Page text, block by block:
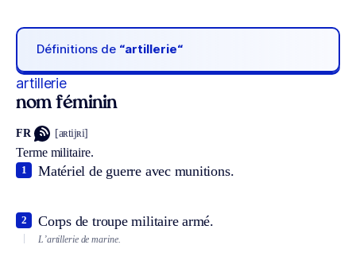
Définitions de “artillerie“
artillerie
nom féminin
FR [aʀtijʀi]
Terme militaire.
Matériel de guerre avec munitions.
1
Corps de troupe militaire armé.
2
L’artillerie de marine.